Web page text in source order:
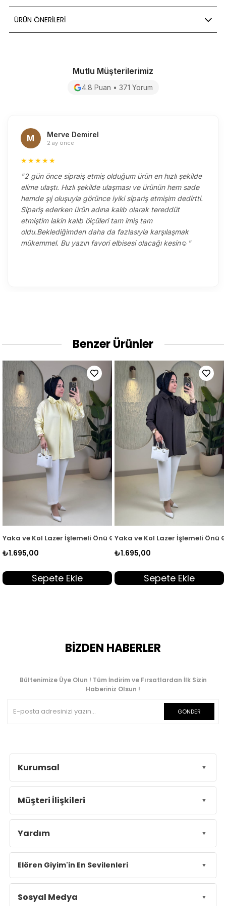
ÜRÜN ÖNERILERI
Mutlu Müşterilerimiz
4.8 Puan • 371 Yorum
M Merve Demirel
2 ay önce
★★★★★
"2 gün önce sipraiş etmiş olduğum ürün en hızlı şekilde
elime ulaştı. Hızlı şekilde ulaşması ve ürünün hem sade
hemde şıj oluşuyla görünce iyiki sipariş etmişim dedirtti.
Sipariş ederken ürün adına kalıb olarak tereddüt
etmiştim lakin kalıb ölçüleri tam imiş tam
oldu.Beklediğimden daha da fazlasıyla karşılaşmak
mükemmel. Bu yazın favori elbisesi olacağı kesin☺️"
Benzer Ürünler
Kadın Tunik Kırmızı KSR 2003
ve Kol Lazer İşlemeli Önü Gizli Düğmeli Kadın Tunik Sarı KSR
Sepete Ekle
Yaka ve Kol Lazer İşlemeli Önü Gizli
₺1.695,00
Sepete Ekle
BİZDEN HABERLER
Bültenimize Üye Olun ! Tüm İndirim ve Fırsatlardan İlk Sizin
Haberiniz Olsun !
GÖNDER
Kurumsal
Müşteri İlişkileri
Yardım
Elören Giyim'in En Sevilenleri
Sosyal Medya